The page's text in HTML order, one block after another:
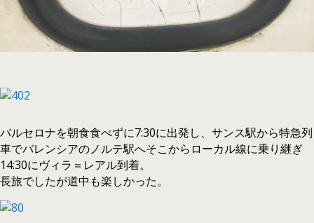
バルセロナを朝食食べずに7:30に出発し、サンス駅から特急列
車でバレンシアのノルテ駅へそこからローカル線に乗り継ぎ
14:30にヴィラ＝レアル到着。
長旅でしたが道中も楽しかった。